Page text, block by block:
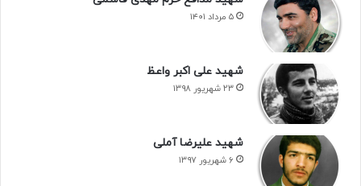
۵ مرداد ۱۴۰۱
شهید علی اکبر واعظ
۲۳ شهریور ۱۳۹۸
شهید علیرضا آملی
۶ شهریور ۱۳۹۷